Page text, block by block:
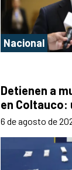
Nacional
Detienen a
en Coltauco:
6 de agosto de